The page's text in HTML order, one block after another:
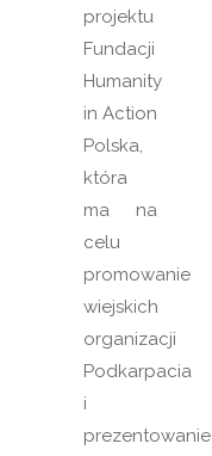
projektu
Fundacji
Humanity
in Action
Polska,
która
ma na
celu
promowanie
wiejskich
organizacji
Podkarpacia
i
prezentowanie